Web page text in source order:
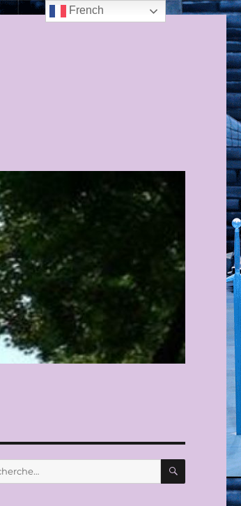
French